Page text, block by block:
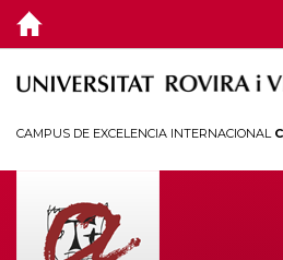
DEPARTAMENTO
INVESTIGACIÓN
CÁTEDRAS
CAMPUS DE EXCELENCIA INTERNACIONAL